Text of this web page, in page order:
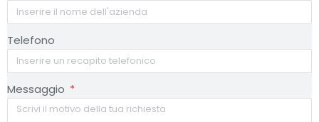
Telefono
Messaggio